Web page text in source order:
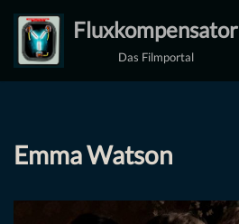
Zum
Inhalt
Fluxkompensator
Das Filmportal
Emma Watson